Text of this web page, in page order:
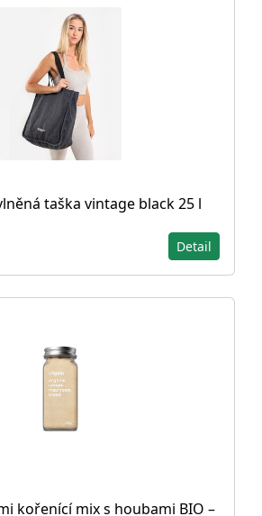
taška vintage black 25 l
Detail
kořenící mix s houbami BIO –